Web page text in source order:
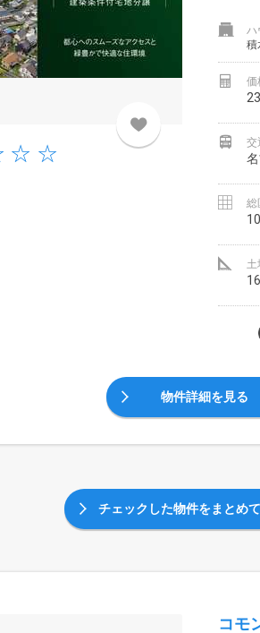
ハ
積
価
交
総
土
物件詳細を見る
チェックした物件をまとめ
コモ